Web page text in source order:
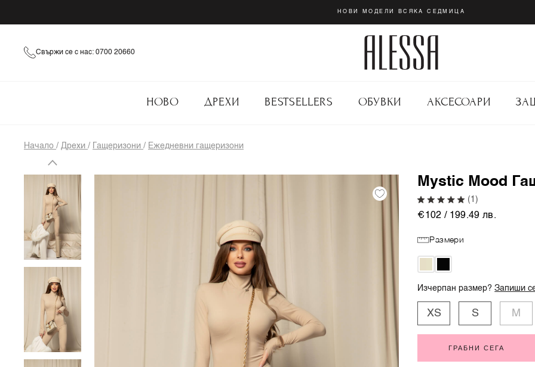
НОВИ МОДЕЛИ ВСЯКА СЕДМИЦА
Свържи се с нас: 0700 20660
НОВО ДРЕХИ BESTSELLERS ОБУВКИ АКСЕСОАРИ
Начало / Дрехи / Гащеризони / Ежедневни гащеризони
Mystic Mood
(1)
€102 / 199.49 лв.
Размери
Изчерпан размер?Запиши
XS S M
ГРАБНИ СЕГА